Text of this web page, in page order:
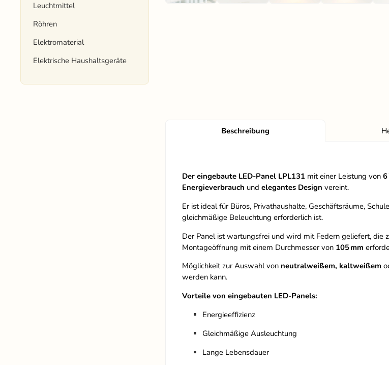
Leuchtmittel
Röhren
Elektromaterial
Elektrische Haushaltsgeräte
Beschreibung
Der eingebaute LED-Panel LPL131mit einer Leistung von 6
Energieverbrauch und elegantes Design vereint.
Er ist ideal für Büros, Privathaushalte, Geschäftsräume,
gleichmäßige Beleuchtung erforderlich ist.
Der Panel ist wartungsfrei und wird mit Federn geliefert, die
Montageöffnung mit einem Durchmesser von 105 mm
Möglichkeit zur Auswahl vonneutralweißem, kaltweißem
werden kann.
Vorteile von eingebauten LED-Panels:
Energieeffizienz
Gleichmäßige Ausleuchtung
Lange Lebensdauer